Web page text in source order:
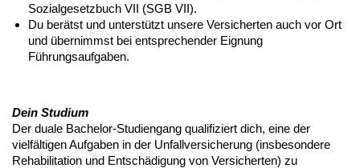
Sozialgesetzbuch VII (SGB VII).
Du berätst und unterstützt unsere Versicherten auch vor Ort
und übernimmst bei entsprechender Eignung
Führungsaufgaben.
Dein Studium
Der duale Bachelor-Studiengang qualifiziert dich, eine der
vielfältigen Aufgaben in der Unfallversicherung (insbesondere
Rehabilitation und Entschädigung von Versicherten) zu